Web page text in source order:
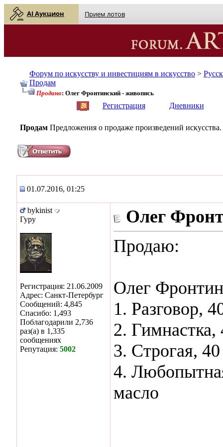
AI Аукцион Прием лотов
Форум по искусству и инвестициям в искусство >
Продам
Продано: Олег Фронтинский - живопись
Регистрация Дневники
Продам Предложения о продаже произведений искусства.
01.07.2016, 01:25
bykinist
Гуру
Регистрация: 21.06.2009
Адрес: Санкт-Петербург
Сообщений: 4,845
Спасибо: 1,493
Поблагодарили 2,736
раз(а) в 1,335
сообщениях
Репутация: 5002
Олег
Продаю:
Олег
1. Разговор,
2. Гимнастка,
3. Строгая,
4.
масло